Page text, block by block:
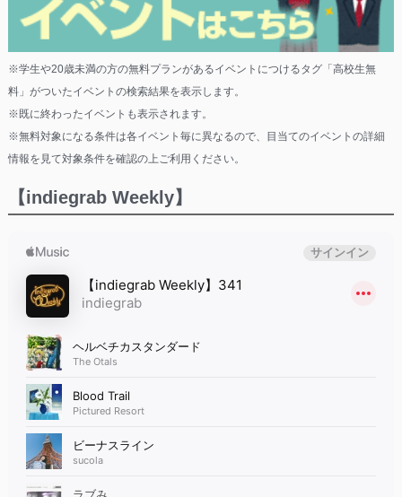
※学生や20歳未満の方の無料プランがあるイベントにつけるタグ「高校生無
料」がついたイベントの検索結果を表示します。
※既に終わったイベントも表示されます。
※無料対象になる条件は各イベント毎に異なるので、目当てのイベントの詳細
情報を見て対象条件を確認の上ご利用ください。
【indiegrab Weekly】